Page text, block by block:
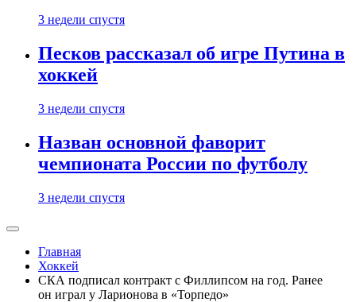
3 недели спустя
Песков рассказал об игре Путина в
хоккей
3 недели спустя
Назван основной фаворит
чемпионата России по футболу
3 недели спустя
Главная
Хоккей
СКА подписал контракт с Филлипсом на год. Ранее
он играл у Ларионова в «Торпедо»